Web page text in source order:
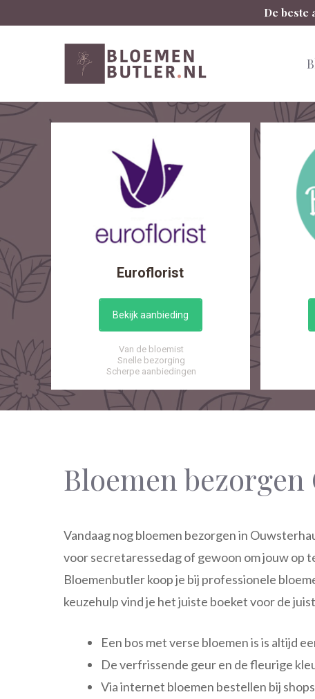
De
Euroflorist
Bekijk aanbieding
Van de bloemist
Snelle bezorging
Scherpe aanbiedingen
Bloemen
Vandaag nog bloemen bezorgen in
voor secretaressedag of gewoon om jouw op
Bloemenbutler koop je bij professionele
keuzehulp vind je het juiste boeket voor de
Een bos met verse bloemen is is altijd
De verfrissende geur en de fleurige
Via internet bloemen bestellen bij